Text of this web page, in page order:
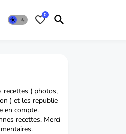
0
recettes ( photos,
) et les republie
en compte.
recettes. Merci